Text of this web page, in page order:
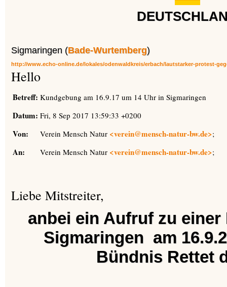
Sigmaringen (Bade-Wurtemberg)
http://www.echo-online.de/lokales/odenwaldkreis/erbach/lautstarker-protest-
Hello
Betreff: Kundgebung am 16.9.17 um 14 Uhr in Sigmaringen
Datum: Fri, 8 Sep 2017 13:59:33 +0200
Von: Verein Mensch Natur <verein@mensch-natur-bw.de>;
An: Verein Mensch Natur <verein@mensch-natur-bw.de>;
Liebe Mitstreiter,
anbei ein Aufruf zu
Sigmaringen am
Bündnis Rettet